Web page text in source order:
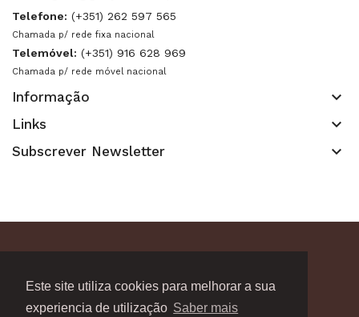
Este site utiliza cookies para melhorar a sua
experiencia de utilização Saber mais
Telefone: (+351) 262 597 565
Chamada p/ rede fixa nacional
Telemóvel: (+351) 916 628 969
Chamada p/ rede móvel nacional
Informação keyboard_arrow_down
Links keyboard_arrow_down
Subscrever Newsletter keyboard_arrow_down
reservados.